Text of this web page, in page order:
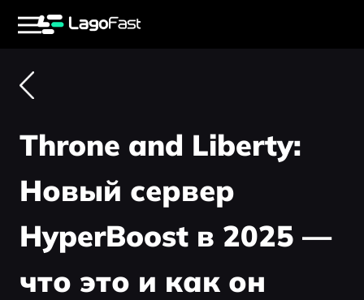
Throne and Liberty:
Новый сервер
HyperBoost в 2025 —
что это и как он